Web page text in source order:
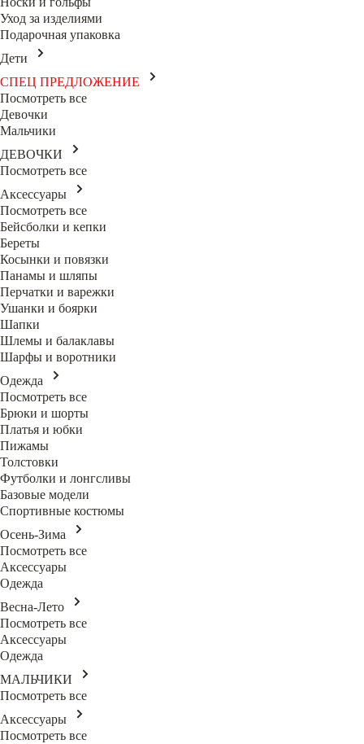
Уход за изделиями
Подарочная упаковка
Дети
СПЕЦ ПРЕДЛОЖЕНИЕ
Посмотреть все
Девочки
Мальчики
ДЕВОЧКИ
Посмотреть все
Аксессуары
Посмотреть все
Бейсболки и кепки
Береты
Косынки и повязки
Панамы и шляпы
Перчатки и варежки
Ушанки и боярки
Шапки
Шлемы и балаклавы
Шарфы и воротники
Одежда
Посмотреть все
Брюки и шорты
Платья и юбки
Пижамы
Толстовки
Футболки и лонгсливы
Базовые модели
Спортивные костюмы
Осень-Зима
Посмотреть все
Аксессуары
Одежда
Весна-Лето
Посмотреть все
Аксессуары
Одежда
МАЛЬЧИКИ
Посмотреть все
Аксессуары
Посмотреть все